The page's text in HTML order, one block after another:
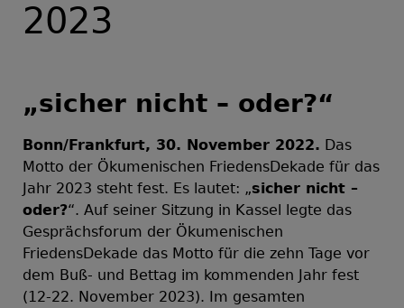
2023
„sicher nicht – oder?“
Bonn/Frankfurt, 30. November 2022. Das
Motto der Ökumenischen FriedensDekade für das
Jahr 2023 steht fest. Es lautet: „sicher nicht –
oder?“. Auf seiner Sitzung in Kassel legte das
Gesprächsforum der Ökumenischen
FriedensDekade das Motto für die zehn Tage vor
dem Buß- und Bettag im kommenden Jahr fest
(12-22. November 2023). Im gesamten